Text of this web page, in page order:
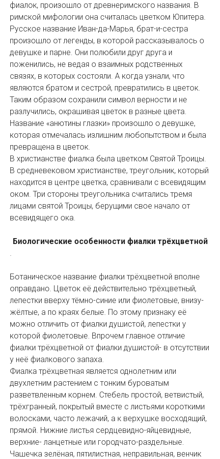
фиалок, произошло от древнеримского названия. В
римской мифологии она считалась цветком Юпитера.
Русское название Иван-да-Марья, брат-и-сестра
произошло от легенды, в которой рассказывалось о
девушке и парне. Они полюбили друг друга и
поженились, не ведая о взаимных родственных
связях, в которых состояли. А когда узнали, что
являются братом и сестрой, превратились в цветок.
Таким образом сохранили символ верности и не
разлучились, окрашивая цветок в разные цвета.
Название «анютины глазки» произошло о девушке,
которая отмечалась излишним любопытством и была
превращена в цветок.
В христианстве фиалка была цветком Святой Троицы.
В средневековом христианстве, треугольник, который
находится в центре цветка, сравнивали с всевидящим
оком. Три стороны треугольника считались тремя
лицами святой Троицы, берущими свое начало от
всевидящего ока.
Биологические особенности фиалки трёхцветной
.
Ботаническое название фиалки трёхцветной вполне
оправдано. Цветок её действительно трёхцветный,
лепестки вверху тёмно-синие или фиолетовые, внизу-
жёлтые, а по краях белые. По этому признаку её
можно отличить от фиалки душистой, лепестки у
которой фиолетовые. Впрочем главное отличие
фиалки трёхцветной от фиалки душистой- в отсутствии
у неё фиалкового запаха.
Фиалка трёхцветная является однолетним или
двухлетним растением с тонким буроватым
разветвленным корнем. Стебель простой, ветвистый,
трёхгранный, покрытый вместе с листьями короткими
волосками, часто лежачий, а к верхушке восходящий,
прямой. Нижние листья сердцевидно-яйцевидные,
верхние- ланцетные или городчато-раздельные.
Чашечка зелёная, пятилистная, неправильная, венчик